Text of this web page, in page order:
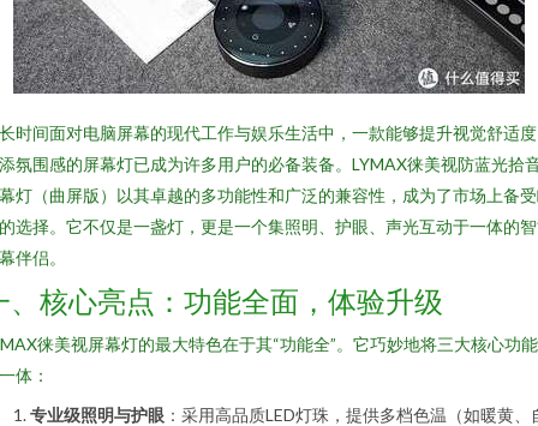
时间面对电脑屏幕的现代工作与娱乐生活中，一款能够提升视觉舒适
氛围感的屏幕灯已成为许多用户的必备装备。LYMAX徕美视防蓝光拾
灯（曲屏版）以其卓越的多功能性和广泛的兼容性，成为了市场上备
选择。它不仅是一盏灯，更是一个集照明、护眼、声光互动于一体的
伴侣。
、核心亮点：功能全面，体验升级
徕美视屏幕灯的最大特色在于其“功能全”。它巧妙地将三大核心功
体：
专业级照明与护眼 ：采用高品质LED灯珠，提供多档色温（如暖黄、